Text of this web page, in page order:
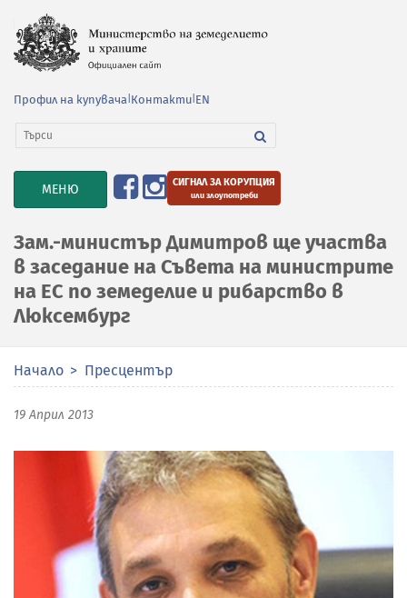
Профил на купувача Контакти EN
TOGGLE
NAVIGATION
МЕНЮ СИГНАЛ ЗА КОРУПЦИЯ
или злоупотреби
Зам.-министър Димитров ще участва
в заседание на Съвета на министрите
на ЕС по земеделие и рибарство в
Люксембург
Начало Пресцентър
19 Април 2013